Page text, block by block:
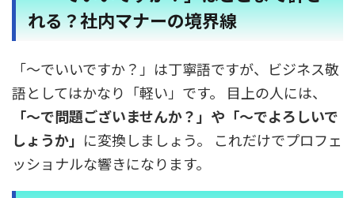
れる？社内マナーの境界線
「〜でいいですか？」は丁寧語ですが、ビジネス敬
語としてはかなり「軽い」です。 目上の人には、
「〜で問題ございませんか？」 や 「〜でよろしいで
しょうか」 に変換しましょう。 これだけでプロフェ
ッショナルな響きになります。